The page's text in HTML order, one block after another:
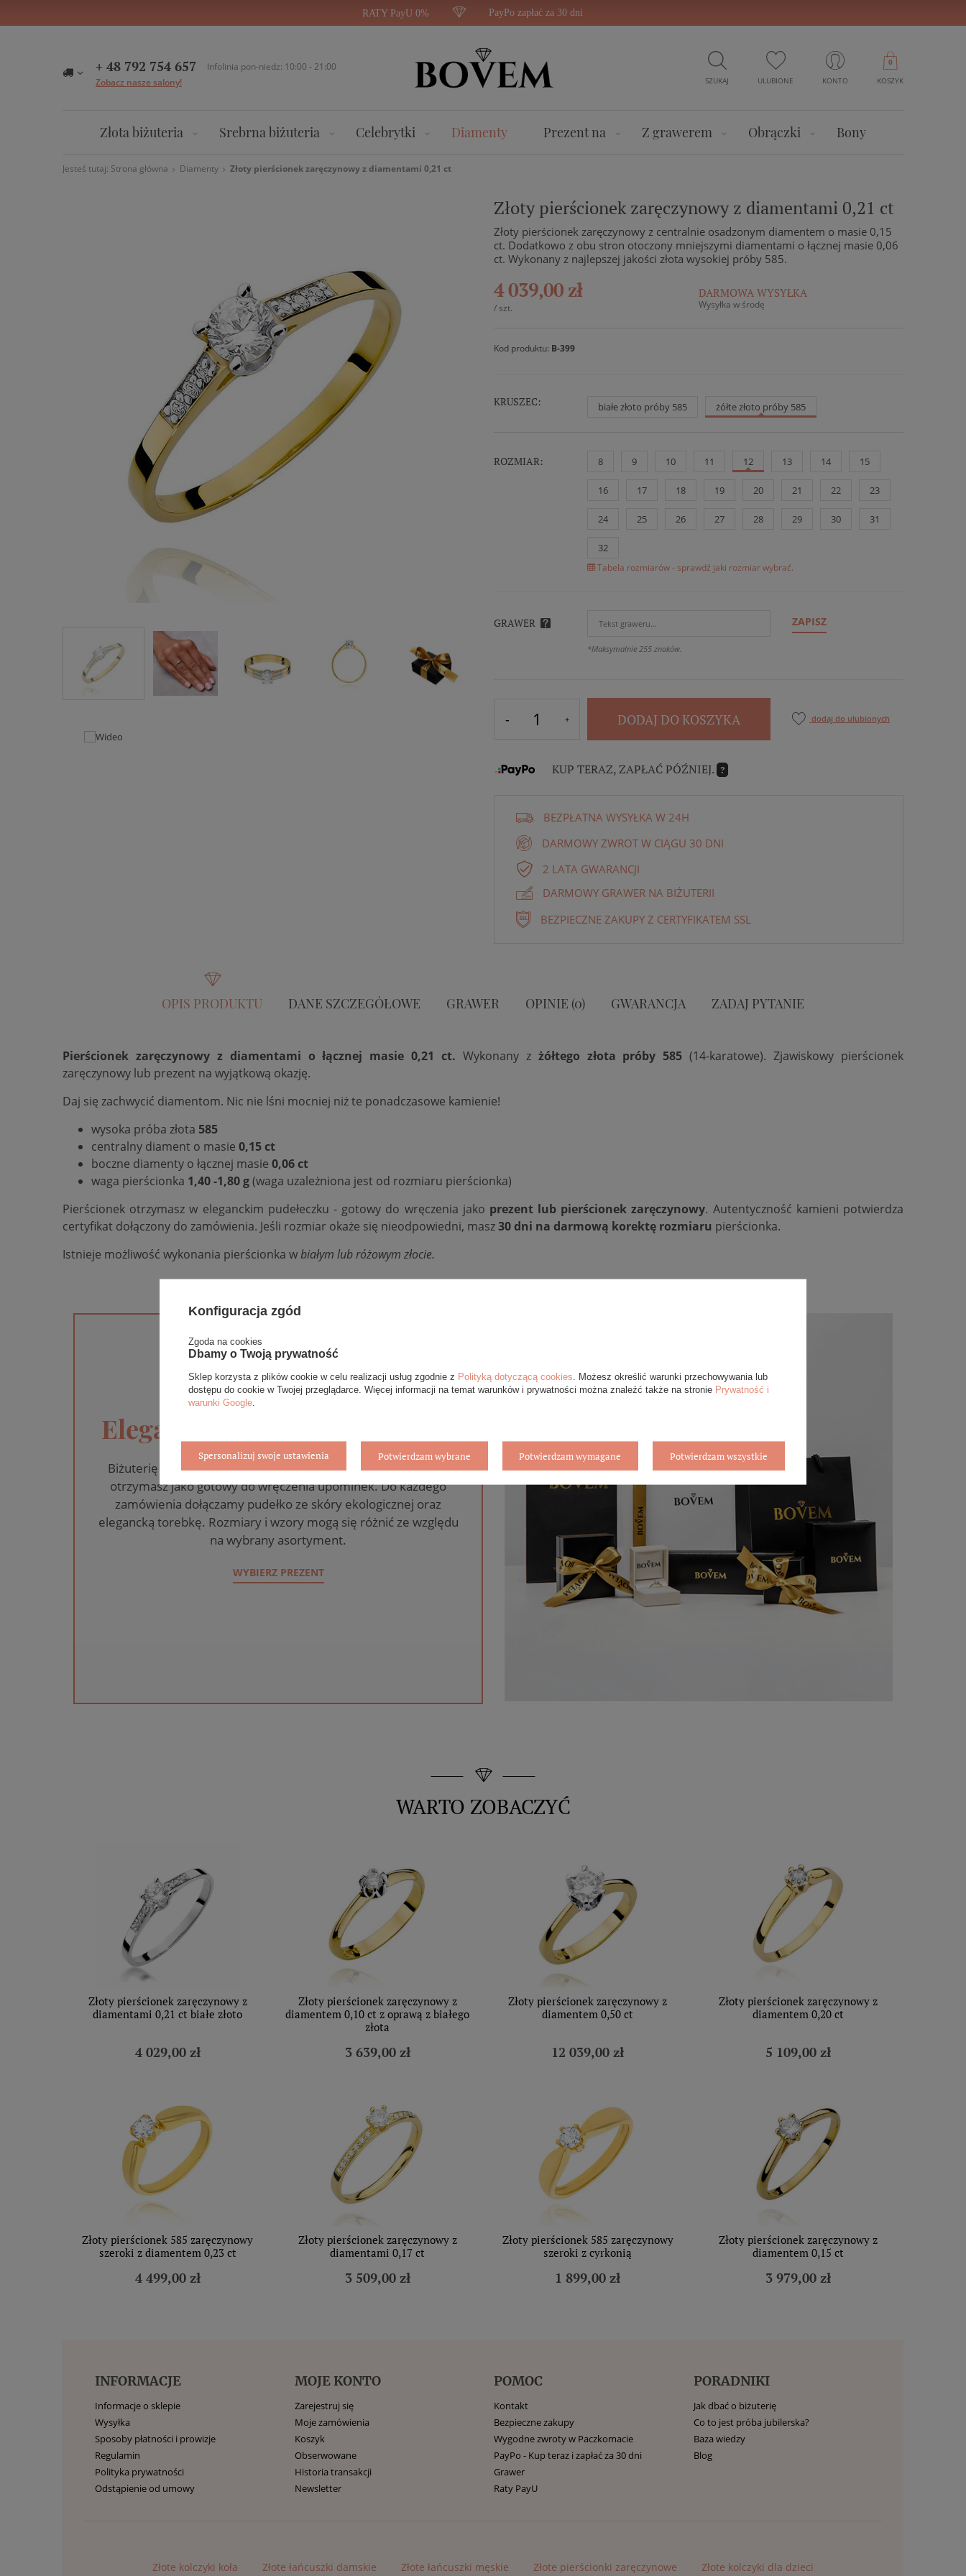
RATY PayU 0% PayPo zapłać za 30 dni
+ 48 792 754 657
Infolinia pon-niedz: 10:00 - 21:00
Zobacz nasze salony!
SZUKAJ ULUBIONE KONTO KOSZYK
0
Złota biżuteria Srebrna biżuteria Celebrytki Diamenty Prezent na Z grawerem Obrączki Bony
Jesteś tutaj: Strona główna Diamenty Złoty pierścionek zaręczynowy z diamentami 0,21 ct
Złoty pierścionek zaręczynowy z diamentami 0,21 ct
Złoty pierścionek zaręczynowy z centralnie osadzonym diamentem o masie 0,15
ct. Dodatkowo z obu stron otoczony mniejszymi diamentami o łącznej masie 0,06
ct. Wykonany z najlepszej jakości złota wysokiej próby 585.
4 039,00 zł
/ szt.
DARMOWA WYSYŁKA
Wysyłka w środę
Kod produktu: B-399
KRUSZEC: białe złoto próby 585 żółte złoto próby 585
ROZMIAR: 8 9 10 11 12 13 14 15
16 17 18 19 20 21 22 23
24 25 26 27 28 29 30 31
32
Tabela rozmiarów - sprawdź jaki rozmiar wybrać.
GRAWER ZAPISZ
*Maksymalnie 255 znaków.
DODAJ DO KOSZYKA dodaj do ulubionych
KUP TERAZ, ZAPŁAĆ PÓŹNIEJ. ?
BEZPŁATNA WYSYŁKA W 24H
DARMOWY ZWROT W CIĄGU 30 DNI
2 LATA GWARANCJI
DARMOWY GRAWER NA BIŻUTERII
BEZPIECZNE ZAKUPY Z CERTYFIKATEM SSL
OPIS PRODUKTU DANE SZCZEGÓŁOWE GRAWER OPINIE (0) GWARANCJA ZADAJ PYTANIE
Pierścionek zaręczynowy z diamentami o łącznej masie 0,21 ct. Wykonany z żółtego złota próby 585 (14-karatowe). Zjawiskowy pierścionek
zaręczynowy lub prezent na wyjątkową okazję.
Daj się zachwycić diamentom. Nic nie lśni mocniej niż te ponadczasowe kamienie!
wysoka próba złota 585
centralny diament o masie 0,15 ct
boczne diamenty o łącznej masie 0,06 ct
waga pierścionka 1,40 -1,80 g(waga uzależniona jest od rozmiaru pierścionka)
Pierścionek otrzymasz w eleganckim pudełeczku - gotowy do wręczenia jako prezent lub pierścionek zaręczynowy. Autentyczność kamieni potwierdza
certyfikat dołączony do zamówienia. Jeśli rozmiar okaże się nieodpowiedni, masz30 dni na darmową korektę rozmiaru pierścionka.
Istnieje możliwość wykonania pierścionka wbiałym lub różowym złocie.
Eleganckie opakowanie gratis
Biżuterię i zegarki zakupione w sklepie internetowym BOVEM
otrzymasz jako gotowy do wręczenia upominek. Do każdego
zamówienia dołączamy pudełko ze skóry ekologicznej oraz
elegancką torebkę. Rozmiary i wzory mogą się różnić ze względu
na wybrany asortyment.
WYBIERZ PREZENT
WARTO ZOBACZYĆ
Złoty pierścionek zaręczynowy z
diamentami 0,21 ct białe złoto
4 029,00 zł
Złoty pierścionek zaręczynowy z
diamentem 0,10 ct z oprawą z białego
złota
3 639,00 zł
Złoty pierścionek zaręczynowy z
diamentem 0,50 ct
12 039,00 zł
Złoty pierścionek zaręczynowy z
diamentem 0,20 ct
5 109,00 zł
Złoty pierścionek 585 zaręczynowy
szeroki z diamentem 0,23 ct
4 499,00 zł
Złoty pierścionek zaręczynowy z
diamentami 0,17 ct
3 509,00 zł
Złoty pierścionek 585 zaręczynowy
szeroki z cyrkonią
1 899,00 zł
Złoty pierścionek zaręczynowy z
diamentem 0,15 ct
3 979,00 zł
INFORMACJE
Informacje o sklepie
Wysyłka
Sposoby płatności i prowizje
Regulamin
Polityka prywatności
Odstąpienie od umowy
MOJE KONTO
Zarejestruj się
Moje zamówienia
Koszyk
Obserwowane
Historia transakcji
Newsletter
POMOC
Kontakt
Bezpieczne zakupy
Wygodne zwroty w Paczkomacie
PayPo - Kup teraz i zapłać za 30 dni
Grawer
Raty PayU
PORADNIKI
Jak dbać o biżuterię
Co to jest próba jubilerska?
Baza wiedzy
Blog
Złote kolczyki koła Złote łańcuszki damskie Złote łańcuszki męskie Złote pierścionki zaręczynowe Złote kolczyki dla dzieci
Konfiguracja zgód
Zgoda na cookies
Dbamy o Twoją prywatność
Sklep korzysta z plików cookie w celu realizacji usług zgodnie z Polityką dotyczącą cookies . Możesz określić warunki przechowywania lub
dostępu do cookie w Twojej przeglądarce. Więcej informacji na temat warunków i prywatności można znaleźć także na stronie Prywatność i
warunki Google
Spersonalizuj swoje ustawienia Potwierdzam wybrane Potwierdzam wymagane Potwierdzam wszystkie